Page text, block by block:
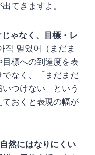
てきますよ。
ゃなく、目標・レ
직 멀었어（まだま
標への到達度を表
なく、「まだまだ
つけない」という
おくと表現の幅が
然にはなりにくい